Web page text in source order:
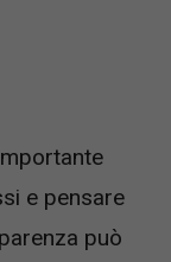
e pensare
può